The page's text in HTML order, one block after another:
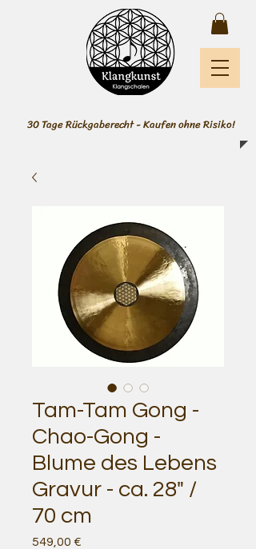
30 Tage Rückgaberecht - Kaufen ohne Risiko!
Tam-Tam Gong -
Chao-Gong -
Blume des Lebens
Gravur - ca. 28" /
70 cm
549,00 €